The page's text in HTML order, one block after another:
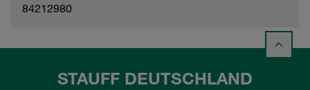
84212980
STAUFF DEUTSCHLAND